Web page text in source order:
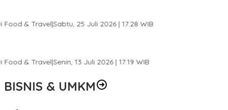
BISNIS & UMKM